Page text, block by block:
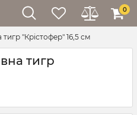
0
"Крістофер" 16,5 см
тигр